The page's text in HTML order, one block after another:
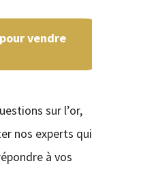
vendre
sur l’or,
nos experts qui
à vos